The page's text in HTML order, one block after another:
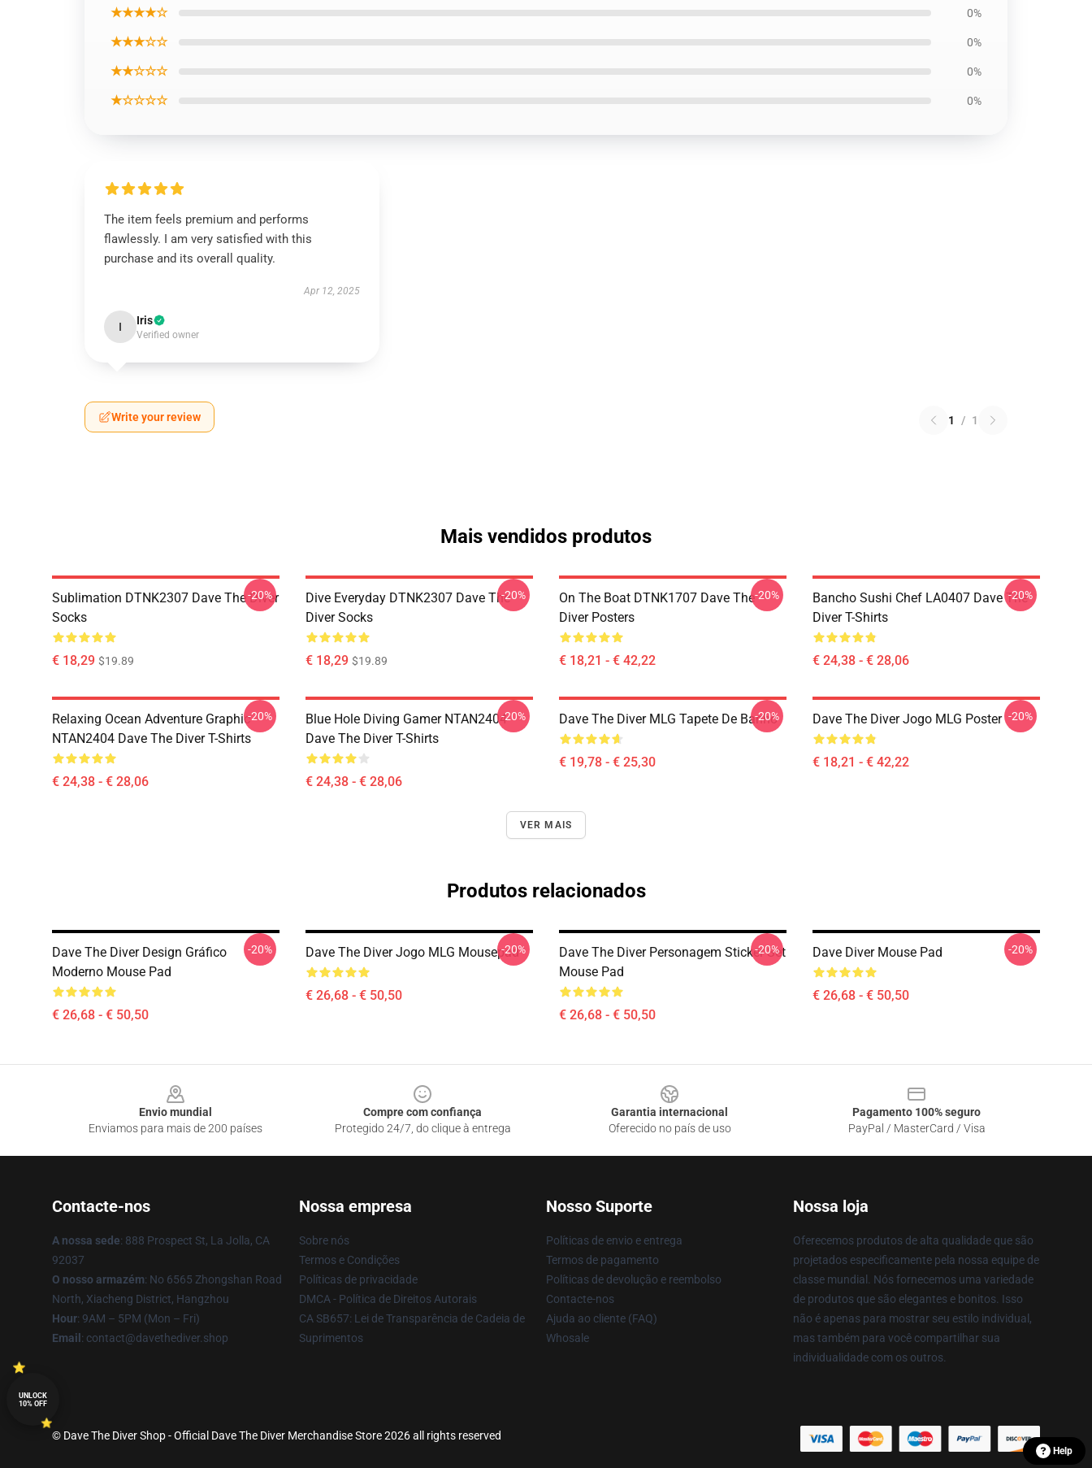
★★★★☆ 0%
★★★☆☆ 0%
★★☆☆☆ 0%
★☆☆☆☆ 0%
The item feels premium and performs
flawlessly. I am very satisfied with this
purchase and its overall quality.
Apr 12, 2025
I Iris
Verified owner
Write your review 1 / 1
Mais vendidos produtos
Sublimation DTNK2307 Dave The Diver
Socks
€ 18,29 $19.89
-20%
Dive Everyday DTNK2307 Dave The
Diver Socks
€ 18,29 $19.89
-20%
On The Boat DTNK1707 Dave The
Diver Posters
€ 18,21 - € 42,22
-20%
Bancho Sushi Chef LA0407 Dave The
Diver T-Shirts
€ 24,38 - € 28,06
-20%
Relaxing Ocean Adventure Graphic
NTAN2404 Dave The Diver T-Shirts
€ 24,38 - € 28,06
-20%
Blue Hole Diving Gamer NTAN2404
Dave The Diver T-Shirts
€ 24,38 - € 28,06
-20% Dave The Diver MLG Tapete De Banho
€ 19,78 - € 25,30
-20% Dave The Diver Jogo MLG Poster
€ 18,21 - € 42,22
-20%
VER MAIS
Produtos relacionados
Dave The Diver Design Gráfico
Moderno Mouse Pad
€ 26,68 - € 50,50
-20% Dave The Diver Jogo MLG Mousepad
€ 26,68 - € 50,50
-20%
Dave The Diver Personagem Sticker Set
Mouse Pad
€ 26,68 - € 50,50
-20% Dave Diver Mouse Pad
€ 26,68 - € 50,50
-20%
Envio mundial
Enviamos para mais de 200 países
Compre com confiança
Protegido 24/7, do clique à entrega
Garantia internacional
Oferecido no país de uso
Pagamento 100% seguro
PayPal / MasterCard / Visa
Contacte-nos
A nossa sede: 888 Prospect St, La Jolla, CA
92037
O nosso armazém: No 6565 Zhongshan Road
North, Xiacheng District, Hangzhou
Hour: 9AM – 5PM (Mon – Fri)
Email : contact@davethediver.shop
Nossa empresa
Sobre nós
Termos e Condições
Políticas de privacidade
DMCA - Política de Direitos Autorais
CA SB657: Lei de Transparência de Cadeia de
Suprimentos
Nosso Suporte
Políticas de envio e entrega
Termos de pagamento
Políticas de devolução e reembolso
Contacte-nos
Ajuda ao cliente (FAQ)
Whosale
Nossa loja
Oferecemos produtos de alta qualidade que são
projetados especificamente pela nossa equipe de
classe mundial. Nós fornecemos uma variedade
de produtos que são elegantes e bonitos. Isso
não é apenas para mostrar seu estilo individual,
mas também para você compartilhar sua
individualidade com os outros.
© Dave The Diver Shop - Official Dave The Diver Merchandise Store 2026 all rights reserved
Help
UNLOCK
10% OFF